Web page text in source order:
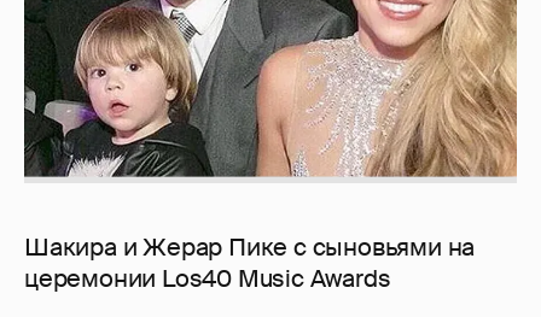
Шакира и Жерар Пике с сыновьями на
церемонии Los40 Music Awards